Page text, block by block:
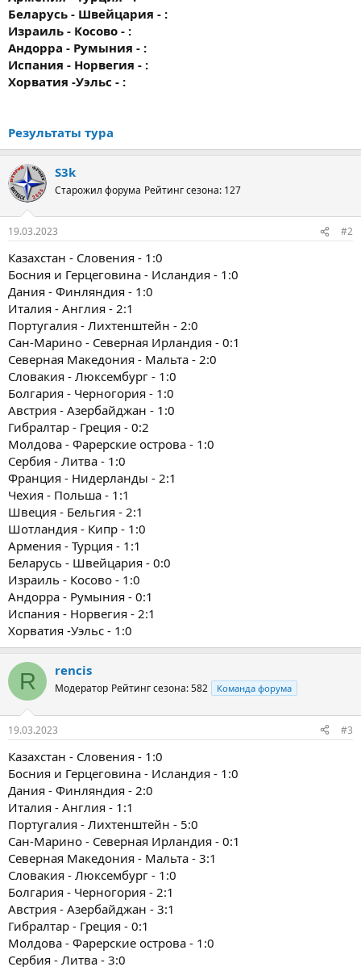
Беларусь - Швейцария - :
Израиль - Косово - :
Андорра - Румыния - :
Испания - Норвегия - :
Хорватия -Уэльс - :
Результаты тура
S3k
Старожил форума Рейтинг сезона: 127
19.03.2023 #2
Казахстан - Словения - 1:0
Босния и Герцеговина - Исландия - 1:0
Дания - Финляндия - 1:0
Италия - Англия - 2:1
Португалия - Лихтенштейн - 2:0
Сан-Марино - Северная Ирландия - 0:1
Северная Македония - Мальта - 2:0
Словакия - Люксембург - 1:0
Болгария - Черногория - 1:0
Австрия - Азербайджан - 1:0
Гибралтар - Греция - 0:2
Молдова - Фарерские острова - 1:0
Сербия - Литва - 1:0
Франция - Нидерланды - 2:1
Чехия - Польша - 1:1
Швеция - Бельгия - 2:1
Шотландия - Кипр - 1:0
Армения - Турция - 1:1
Беларусь - Швейцария - 0:0
Израиль - Косово - 1:0
Андорра - Румыния - 0:1
Испания - Норвегия - 2:1
Хорватия -Уэльс - 1:0
R rencis
Модератор Рейтинг сезона: 582 Команда форума
19.03.2023 #3
Казахстан - Словения - 1:0
Босния и Герцеговина - Исландия - 1:0
Дания - Финляндия - 2:0
Италия - Англия - 1:1
Португалия - Лихтенштейн - 5:0
Сан-Марино - Северная Ирландия - 0:1
Северная Македония - Мальта - 3:1
Словакия - Люксембург - 1:0
Болгария - Черногория - 2:1
Австрия - Азербайджан - 3:1
Гибралтар - Греция - 0:1
Молдова - Фарерские острова - 1:0
Сербия - Литва - 3:0